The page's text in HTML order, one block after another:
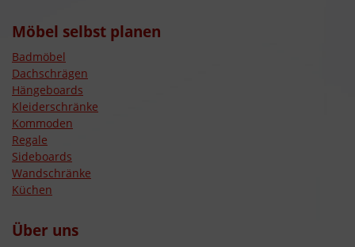
Möbel selbst planen
Badmöbel
Dachschrägen
Hängeboards
Kleiderschränke
Kommoden
Regale
Sideboards
Wandschränke
Küchen
Über uns